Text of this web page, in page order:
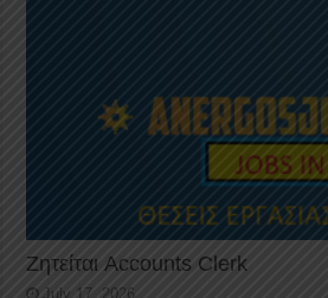
Ζητείται Accounts Clerk
July 17, 2026